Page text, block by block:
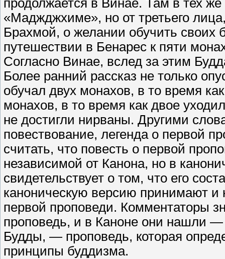
продолжается в Винае. Там в тех
«Маджджхиме», но от третьего
Брахмой, о желании обучить своих
путешествии в Бенарес к пяти
Согласно Винае, вслед за этим
Более ранний рассказ не только
обучал двух монахов, в то время
монахов, в то время как двое
не достигли нирваны. Другими
повествование, легенда о первой
считать, что повесть о первой
независимой от Канона, но в
свидетельствует о том, что его
каноническую версию принимают и
первой проповеди. Комментаторы
проповедь, и в Каноне они нашли
Будды, — проповедь, которая
принципы буддизма.